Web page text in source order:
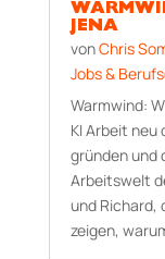
JENA
vonChris
Jobs &
Warmwind:
KI Arbeit neu
gründen und
Arbeitswelt
und Richard,
zeigen,